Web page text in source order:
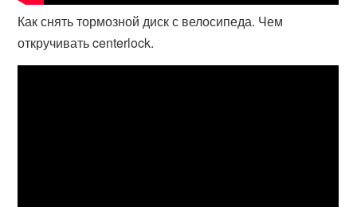
Как снять тормозной диск с велосипеда. Чем
откручивать centerlock.